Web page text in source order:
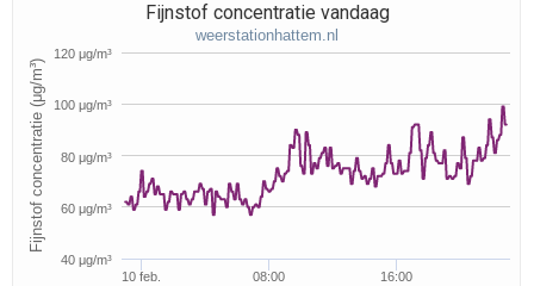
Fijnstof concentratie (μg/m³)
Fijnstof concentratie vandaag
weerstationhattem.nl
10 feb. 08:00 16:00
40 μg/m³
60 μg/m³
80 μg/m³
100 μg/m³
120 μg/m³